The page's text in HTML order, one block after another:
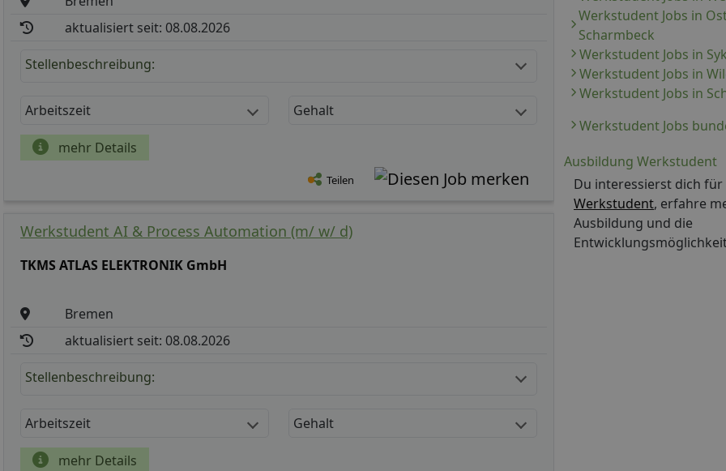
Werkstudent Jobs in
Scharmbeck
Werkstudent Jobs in
Werkstudent Jobs in
Werkstudent Jobs in
Werkstudent Jobs
Ausbildung Werkstudent
Du interessierst dich
Werkstudent, erfahre
Ausbildung und die
aktualisiert seit: 08.08.2026
Stellenbeschreibung:
Arbeitszeit Gehalt
mehr Details
Teilen
Werkstudent AI & Process Automation (m/ w/ d)
TKMS ATLAS ELEKTRONIK GmbH
Bremen
aktualisiert seit: 08.08.2026
Stellenbeschreibung:
Arbeitszeit Gehalt
mehr Details